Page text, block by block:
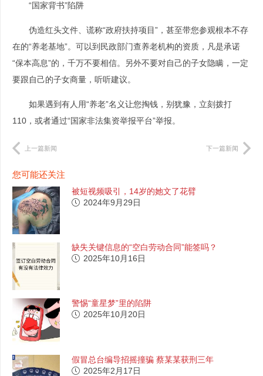
“国家背书”陷阱
伪造红头文件、谎称“政府扶持项目”，甚至带您参观根本不存
在的“养老基地”。可以到民政部门查养老机构的资质，凡是承诺
“保本高息”的，千万不要相信。另外不要对自己的子女隐瞒，一定
要跟自己的子女商量，听听建议。
如果遇到有人用“养老”名义让您掏钱，别犹豫，立刻拨打
110，或者通过“国家非法集资举报平台”举报。
上一篇新闻 下一篇新闻
您可能还关注
被短视频吸引，14岁的她文了花臂
2024年9月29日
缺失关键信息的“空白劳动合同”能签吗？
2025年10月16日
警惕“童星梦”里的陷阱
2025年10月20日
假冒总台编导招摇撞骗 蔡某某获刑三年
2025年2月17日